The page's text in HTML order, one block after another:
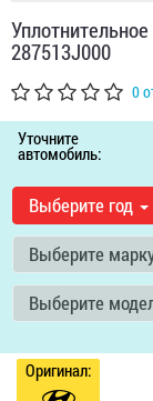
287513J000
0
Уточните
автомобиль:
Выберите год
Выберите
Выберите
Оригинал: